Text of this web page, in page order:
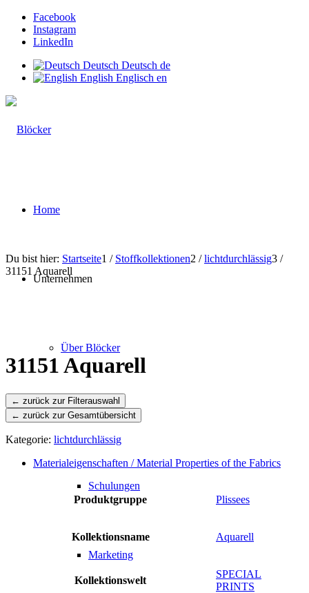
Facebook
Instagram
LinkedIn
Deutsch Deutsch de
English Englisch en
Home
Unternehmen
Über Blöcker
Leistungen
Schulungen
Marketing
Du bist hier: Startseite1 / Stoffkollektionen2 / lichtdurchlässig3 /
31151 Aquarell
31151 Aquarell
← zurück zur Gesamtübersicht
Kategorie: lichtdurchlässig
Materialeigenschaften / Material Properties of the Fabrics
Produktgruppe Plissees
Kollektionsname Aquarell
Kollektionswelt
SPECIAL
PRINTS